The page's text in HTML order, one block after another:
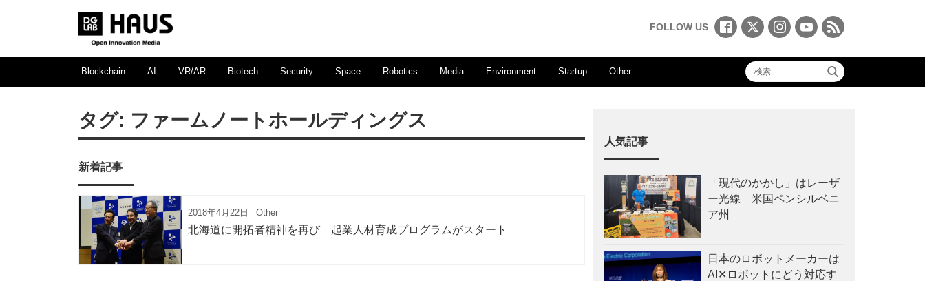
FOLLOW US
Blockchain AI VR/AR Biotech Security Space Robotics Media Environment Startup Other
タグ: ファームノートホールディングス
新着記事
2018年4月22日 Other
北海道に開拓者精神を再び 起業人材育成プログラムがスタート
人気記事
「現代のかかし」はレーザ
ー光線 米国ペンシルベニ
ア州
日本のロボットメーカーは
AI✕ロボットにどう対応す